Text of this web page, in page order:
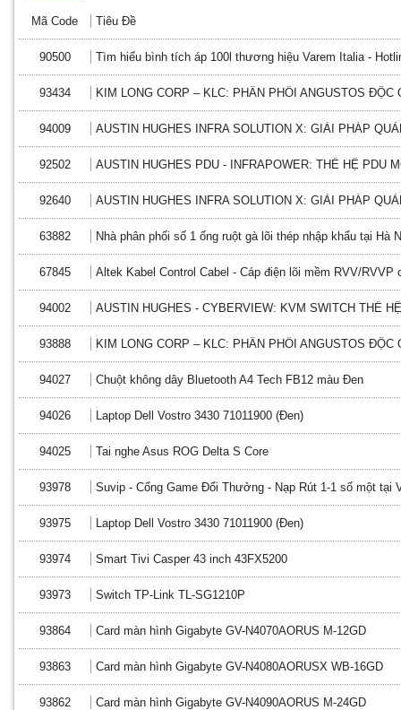
Mã Code Tiêu Đề
90500 Tìm hiểu bình tích áp 100l thương hiệu Varem Italia -
93434 KIM LONG CORP – KLC: PHÂN PHỐI ANGUSTOS
94009 AUSTIN HUGHES INFRA SOLUTION X: GIẢI PHÁP
92502 AUSTIN HUGHES PDU - INFRAPOWER: THẾ HỆ PDU
92640 AUSTIN HUGHES INFRA SOLUTION X: GIẢI PHÁP
63882 Nhà phân phối số 1 ống ruột gà lõi thép nhập khẩu tại Hà
67845 Altek Kabel Control Cabel - Cáp điện lõi mềm RVV/RVVP
94002 AUSTIN HUGHES - CYBERVIEW: KVM SWITCH THẾ
93888 KIM LONG CORP – KLC: PHÂN PHỐI ANGUSTOS
94027 Chuột không dây Bluetooth A4 Tech FB12 màu Đen
94026 Laptop Dell Vostro 3430 71011900 (Đen)
94025 Tai nghe Asus ROG Delta S Core
93978 Suvip - Cổng Game Đổi Thưởng - Nạp Rút 1-1 số một tại
93975 Laptop Dell Vostro 3430 71011900 (Đen)
93974 Smart Tivi Casper 43 inch 43FX5200
93973 Switch TP-Link TL-SG1210P
93864 Card màn hình Gigabyte GV-N4070AORUS M-12GD
93863 Card màn hình Gigabyte GV-N4080AORUSX WB-16GD
93862 Card màn hình Gigabyte GV-N4090AORUS M-24GD